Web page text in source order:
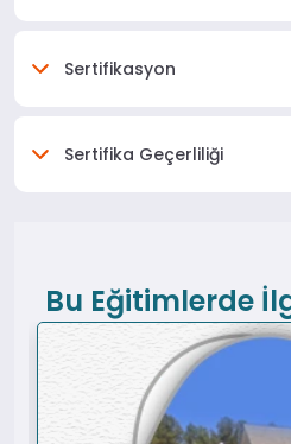
Sertifikasyon
Sertifika Geçerliliği
Bu Eğitimlerde